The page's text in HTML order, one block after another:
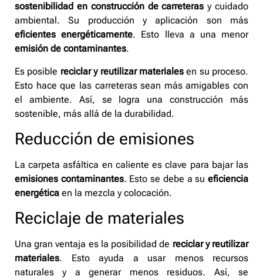
sostenibilidad en construcción de carreteras y cuidado
ambiental. Su producción y aplicación son más
eficientes energéticamente. Esto lleva a una menor
emisión de contaminantes.
Es posible reciclar y reutilizar materialesen su proceso.
Esto hace que las carreteras sean más amigables con
el ambiente. Así, se logra una construcción más
sostenible, más allá de la durabilidad.
Reducción de emisiones
La carpeta asfáltica en caliente es clave para bajar las
emisiones contaminantes. Esto se debe a sueficiencia
energética en la mezcla y colocación.
Reciclaje de materiales
Una gran ventaja es la posibilidad de reciclar y reutilizar
materiales. Esto ayuda a usar menos recursos
naturales y a generar menos residuos. Así, se